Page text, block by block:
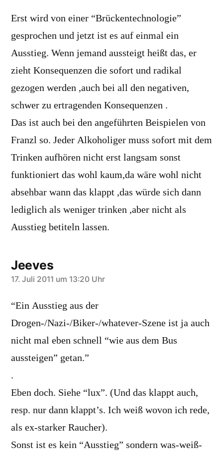
Erst wird von einer “Brückentechnologie”
gesprochen und jetzt ist es auf einmal ein
Ausstieg. Wenn jemand aussteigt heißt das, er
zieht Konsequenzen die sofort und radikal
gezogen werden ,auch bei all den negativen,
schwer zu ertragenden Konsequenzen .
Das ist auch bei den angeführten Beispielen von
Franzl so. Jeder Alkoholiger muss sofort mit dem
Trinken aufhören nicht erst langsam sonst
funktioniert das wohl kaum,da wäre wohl nicht
absehbar wann das klappt ,das würde sich dann
lediglich als weniger trinken ,aber nicht als
Ausstieg betiteln lassen.
Jeeves
sagt:
17. Juli 2011 um 13:20 Uhr
“Ein Ausstieg aus der
Drogen-/Nazi-/Biker-/whatever-Szene ist ja auch
nicht mal eben schnell “wie aus dem Bus
aussteigen” getan.”
.
Eben doch. Siehe “lux”. (Und das klappt auch,
resp. nur dann klappt’s. Ich weiß wovon ich rede,
als ex-starker Raucher).
Sonst ist es kein “Ausstieg” sondern was-weiß-